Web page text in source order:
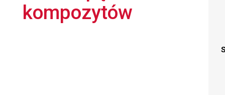
kompozytów